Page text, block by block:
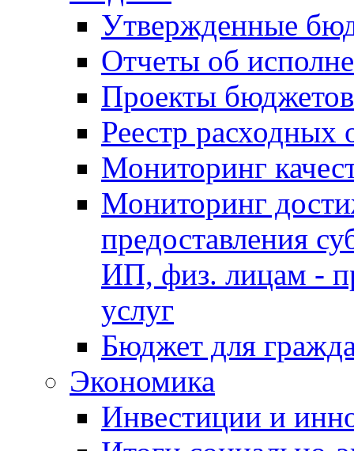
Утвержденные
Отчеты об
Проекты бюджетов
Реестр расходных
Мониторинг
Мониторинг
предоставления
ИП, физ. лицам -
услуг
Бюджет для
Экономика
Инвестиции и